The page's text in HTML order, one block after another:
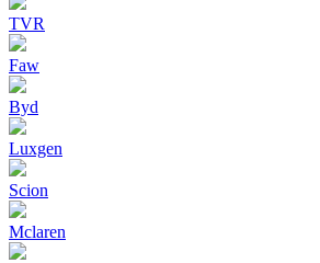
TVR
Faw
Byd
Luxgen
Scion
Mclaren